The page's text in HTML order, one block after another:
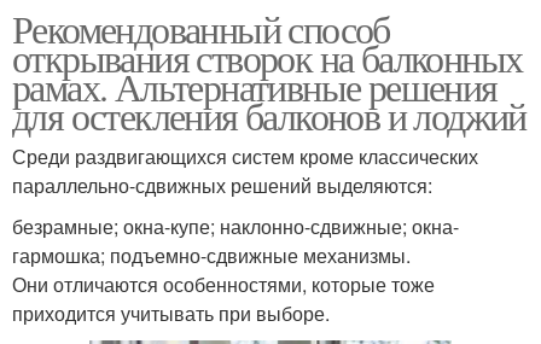
Рекомендованный способ
открывания створок на балконных
рамах. Альтернативные решения
для остекления балконов и лоджий
Среди раздвигающихся систем кроме классических
параллельно-сдвижных решений выделяются:
безрамные; окна-купе; наклонно-сдвижные; окна-
гармошка; подъемно-сдвижные механизмы.
Они отличаются особенностями, которые тоже
приходится учитывать при выборе.